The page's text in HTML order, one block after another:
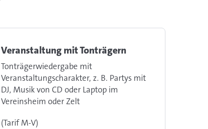
Veranstaltung mit Tonträgern
Tonträgerwiedergabe mit
Veranstaltungscharakter, z. B. Partys mit
DJ, Musik von CD oder Laptop im
Vereinsheim oder Zelt
(Tarif M-V)